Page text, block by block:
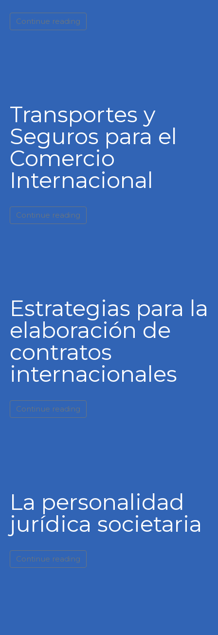
Continue reading
Transportes y
Seguros para el
Comercio
Internacional
Continue reading
Estrategias para la
elaboración de
contratos
internacionales
Continue reading
La personalidad
jurídica societaria
Continue reading